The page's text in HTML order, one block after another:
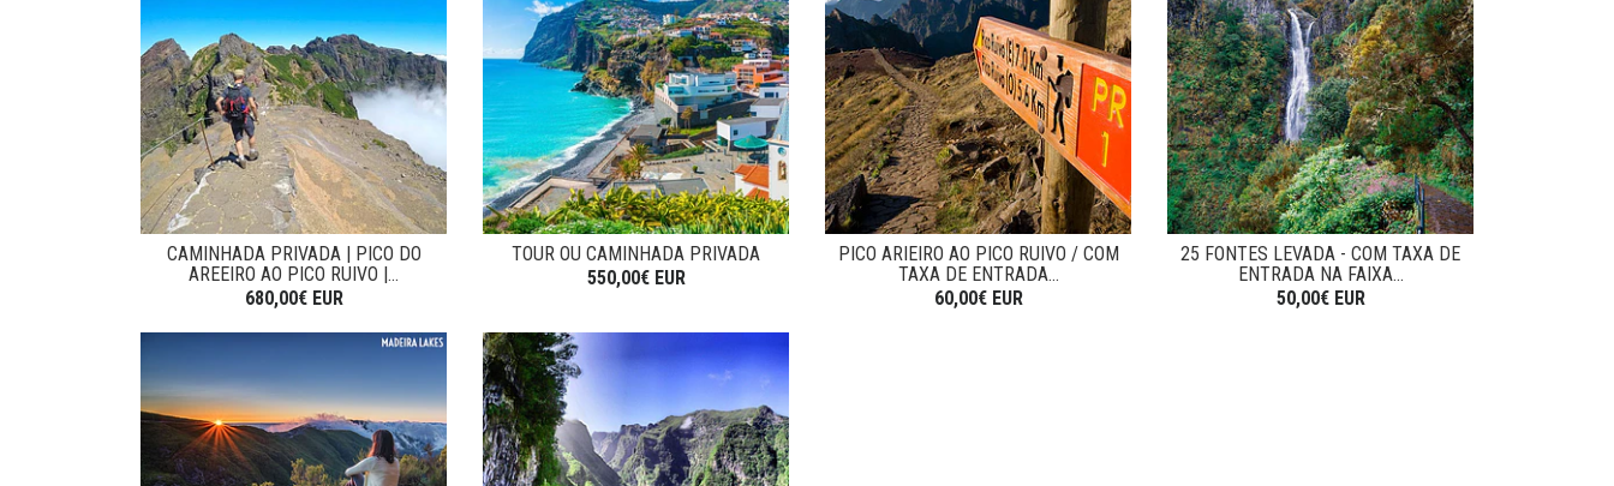
CAMINHADA PRIVADA | PICO DO
AREEIRO AO PICO RUIVO |...
680,00€ EUR
TOUR OU CAMINHADA PRIVADA
550,00€ EUR
PICO ARIEIRO AO PICO RUIVO / COM
TAXA DE ENTRADA...
60,00€ EUR
25 FONTES LEVADA - COM TAXA DE
ENTRADA NA FAIXA...
50,00€ EUR